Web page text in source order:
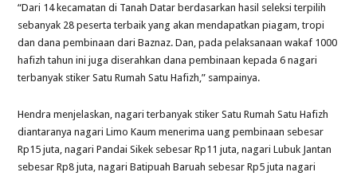
“Dari 14 kecamatan di Tanah Datar berdasarkan hasil seleksi terpilih
sebanyak 28 peserta terbaik yang akan mendapatkan piagam, tropi
dan dana pembinaan dari Baznaz. Dan, pada pelaksanaan wakaf 1000
hafizh tahun ini juga diserahkan dana pembinaan kepada 6 nagari
terbanyak stiker Satu Rumah Satu Hafizh,” sampainya.
Hendra menjelaskan, nagari terbanyak stiker Satu Rumah Satu Hafizh
diantaranya nagari Limo Kaum menerima uang pembinaan sebesar
Rp15 juta, nagari Pandai Sikek sebesar Rp11 juta, nagari Lubuk Jantan
sebesar Rp8 juta, nagari Batipuah Baruah sebesar Rp5 juta nagari